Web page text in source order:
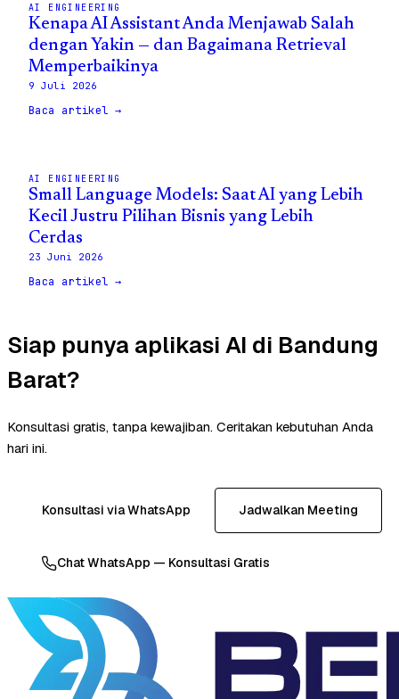
AI ENGINEERING
Kenapa AI Assistant Anda Menjawab Salah
dengan Yakin — dan Bagaimana Retrieval
Memperbaikinya
9 Juli 2026
Baca artikel →
AI ENGINEERING
Small Language Models: Saat AI yang Lebih
Kecil Justru Pilihan Bisnis yang Lebih
Cerdas
23 Juni 2026
Baca artikel →
Siap punya aplikasi AI di Bandung
Barat?
Konsultasi gratis, tanpa kewajiban. Ceritakan kebutuhan Anda
hari ini.
Konsultasi via WhatsApp Jadwalkan Meeting
Chat WhatsApp — Konsultasi Gratis